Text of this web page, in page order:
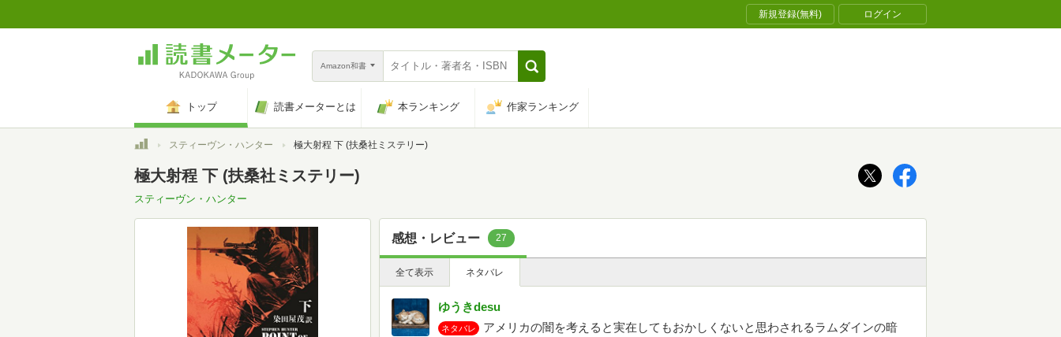
新規登録(無料) ログイン
Amazon和書
トップ 読書メーターとは 本ランキング 作家ランキング
トップスティーヴン・ハンター 極大射程 下 (扶桑社ミステリー)
極大射程 下 (扶桑社ミステリー)
スティーヴン・ハンター
感想・レビュー 27
全て表示 ネタバレ
ゆうきdesu
ネタバレ
アメリカの闇を考えると実在してもおかしくないと思わされるラムダインの暗